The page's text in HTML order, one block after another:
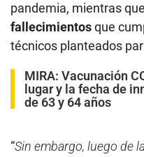
pandemia, mientras
fallecimientosque
técnicos planteados
MIRA: Vacunación
lugar y la fecha de
de 63 y 64 años
“Sin embargo, luego de